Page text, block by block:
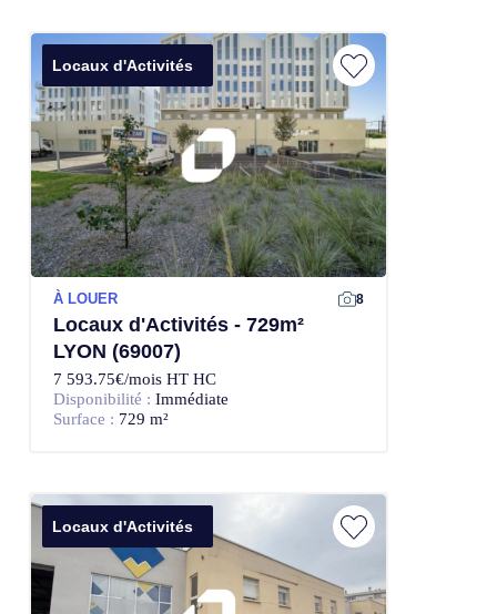
Locaux d'Activités
À LOUER 8
Locaux d'Activités - 729m²
LYON (69007)
7 593.75€/mois HT HC
Disponibilité : Immédiate
Surface : 729 m²
Locaux d'Activités